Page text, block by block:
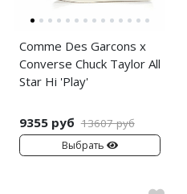
Comme Des Garcons x
Converse Chuck Taylor All
Star Hi 'Play'
9355 руб 13607 руб
Выбрать